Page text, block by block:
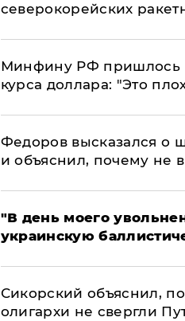
северокорейских
Минфину РФ пришлось
курса доллара: "Это
Федоров высказался о
и объяснил, почему не
​"В день моего
украинскую
Сикорский объяснил,
олигархи не свергли